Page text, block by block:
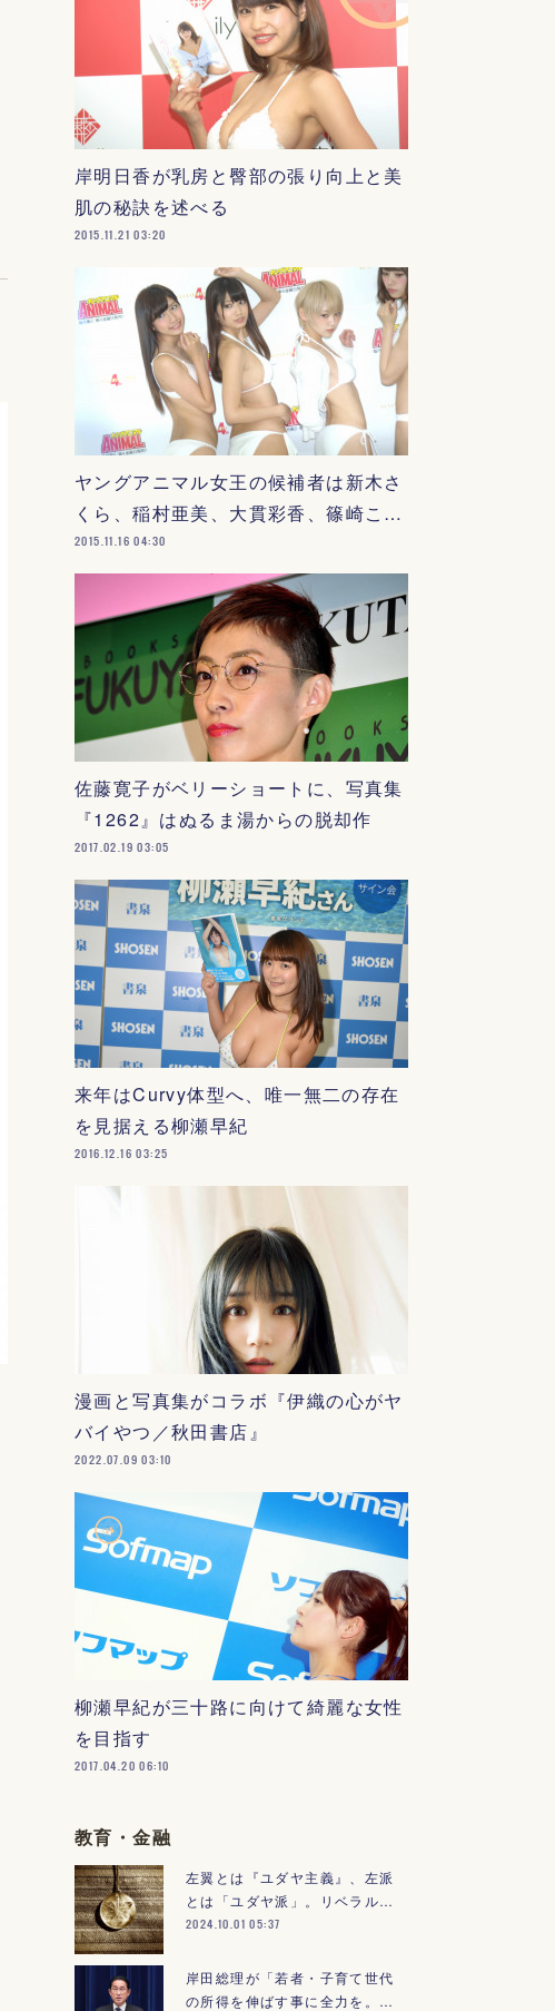
岸明日香が乳房と臀部の張り向上と美
肌の秘訣を述べる
2015.11.21 03:20
ヤングアニマル女王の候補者は新木さ
くら、稲村亜美、大貫彩香、篠崎こ…
2015.11.16 04:30
佐藤寛子がベリーショートに、写真集
『1262』はぬるま湯からの脱却作
2017.02.19 03:05
来年はCurvy体型へ、唯一無二の存在
を見据える柳瀬早紀
2016.12.16 03:25
漫画と写真集がコラボ『伊織の心がヤ
バイやつ／秋田書店』
2022.07.09 03:10
柳瀬早紀が三十路に向けて綺麗な女性
を目指す
2017.04.20 06:10
教育・金融
左翼とは『ユダヤ主義』、左派
とは「ユダヤ派」。リベラル…
2024.10.01 05:37
岸田総理が「若者・子育て世代
の所得を伸ばす事に全力を。…